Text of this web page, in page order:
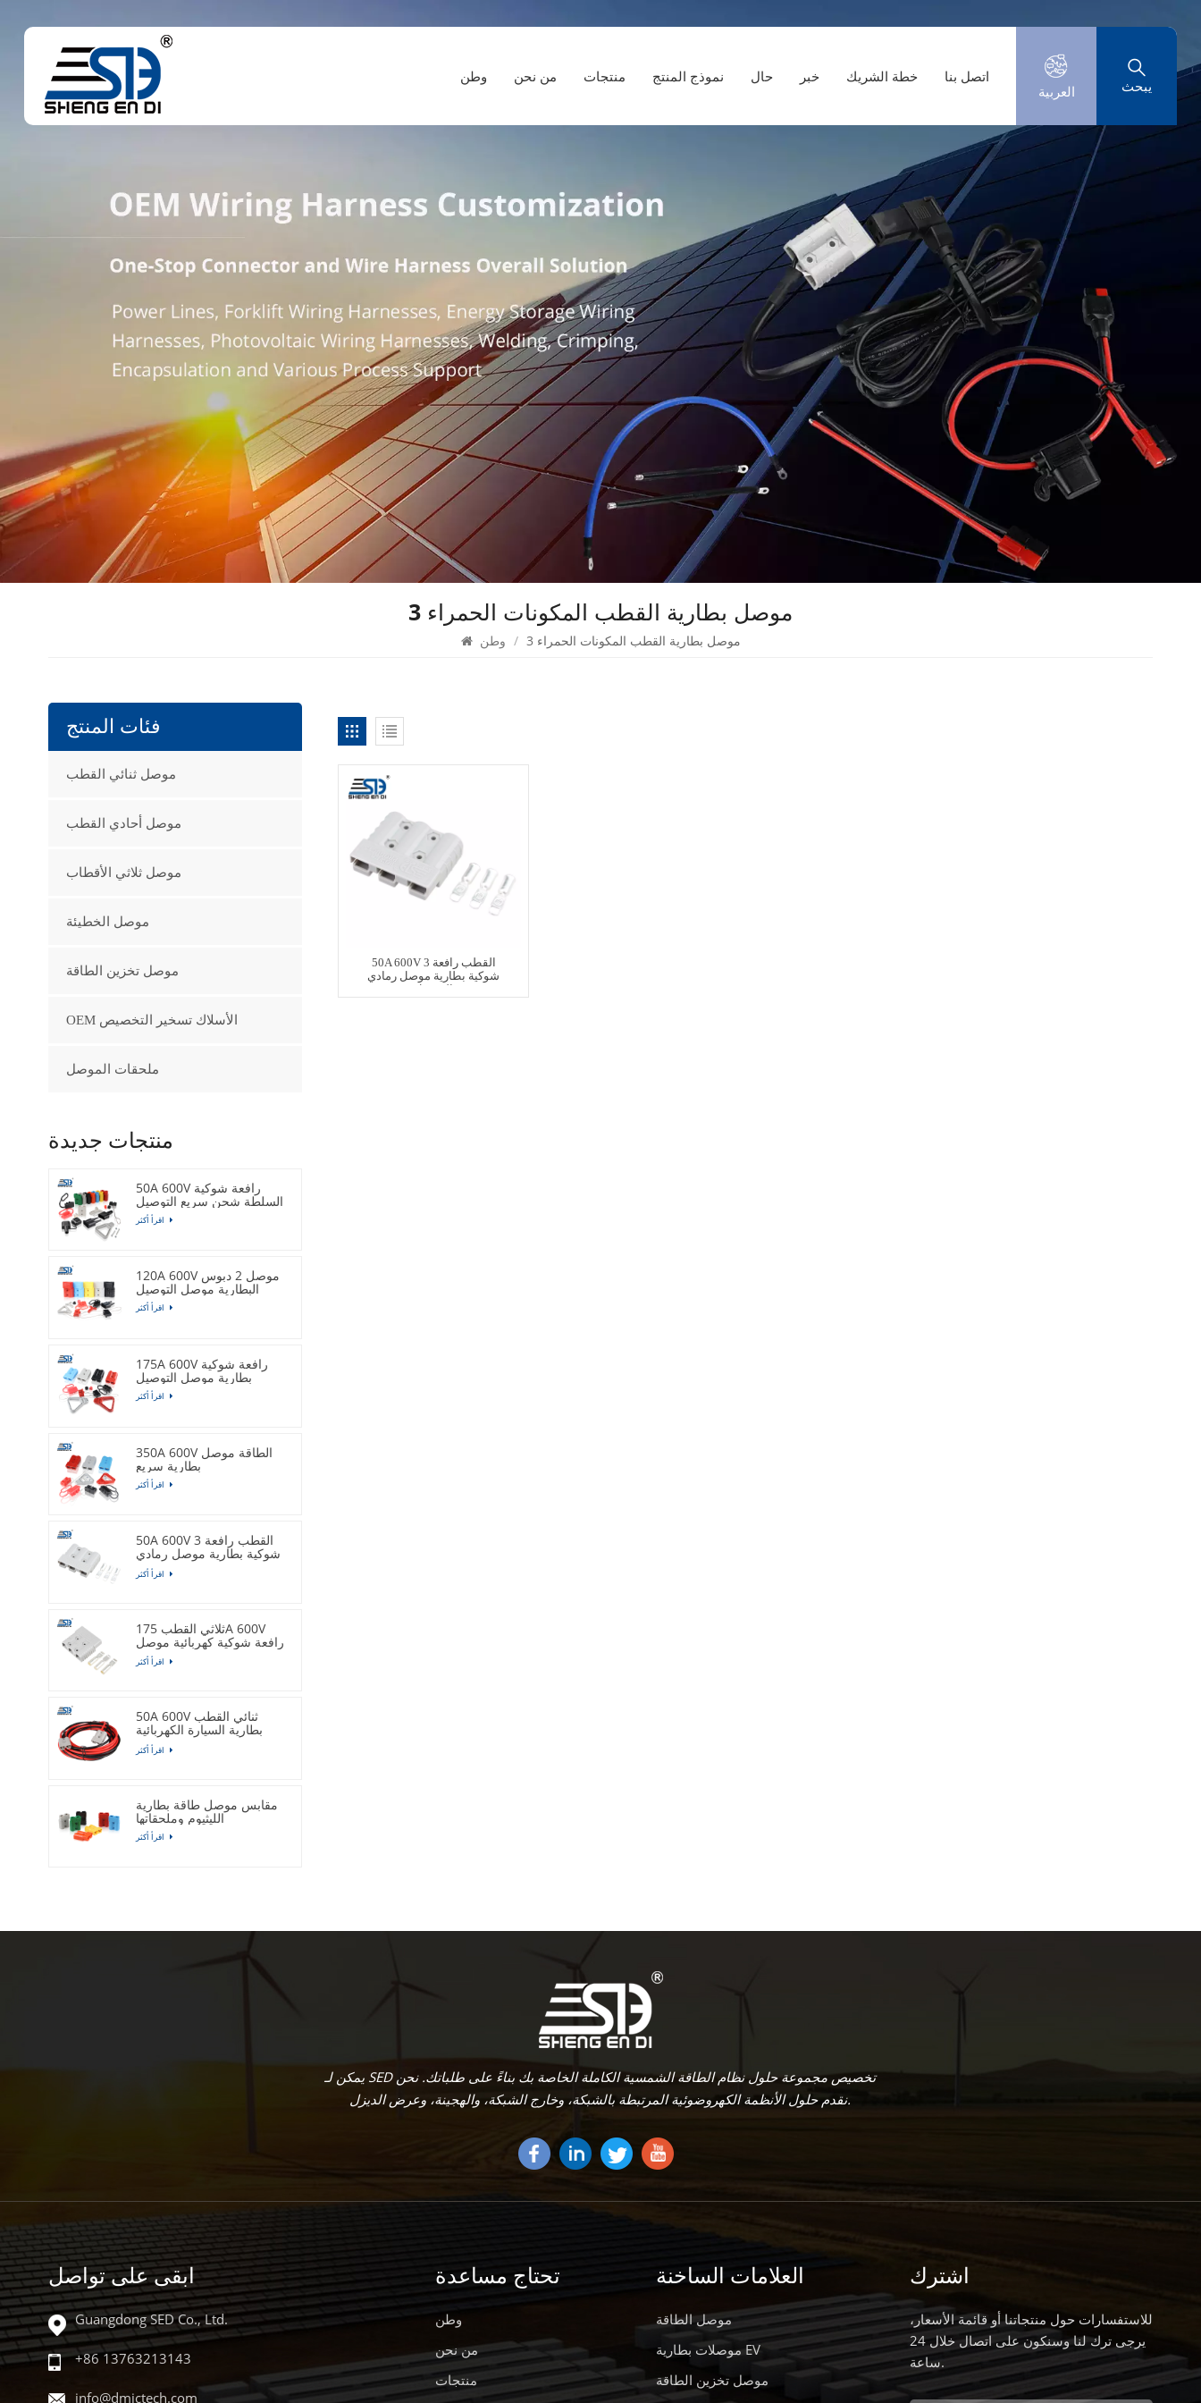
وطن من نحن منتجات نموذج المنتج حال خبر خطة الشريك
اتصل بنا
العربية
يبحث
3 موصل بطارية القطب المكونات الحمراء
وطن / 3 موصل بطارية القطب المكونات الحمراء
50A 600V 3 القطب رافعة
شوكية بطارية موصل رمادي
فئات المنتج
موصل ثنائي القطب
موصل أحادي القطب
موصل ثلاثي الأقطاب
موصل الخطيئة
موصل تخزين الطاقة
OEM الأسلاك تسخير التخصيص
ملحقات الموصل
منتجات جديدة
50A 600V رافعة شوكية
السلطة شحن سريع التوصيل
120A 600V موصل 2 دبوس
البطارية موصل التوصيل
175A 600V رافعة شوكية
بطارية موصل التوصيل
350A 600V الطاقة موصل
بطارية سريع
50A 600V 3 القطب رافعة
شوكية بطارية موصل رمادي
التوصيل
ثلاثي القطب 175A 600V
رافعة شوكية كهربائية موصل
الطاقة الحالية العالية
50A 600V ثنائي القطب
بطارية السيارة الكهربائية
موصل المكونات تسخير
التخصيص
مقابس موصل طاقة بطارية
الليثيوم وملحقاتها
يمكن لـ SED تخصيص مجموعة حلول نظام الطاقة الشمسية الكاملة الخاصة بك بناءً على طلباتك. نحن
نقدم حلول الأنظمة الكهروضوئية المرتبطة بالشبكة، وخارج الشبكة، والهجينة، وعرض الديزل.
ابقى على تواصل
Guangdong SED Co., Ltd.
+86 13763213143
info@dmictech.com
تحتاج مساعدة
وطن
من نحن
منتجات
العلامات الساخنة
موصل الطاقة
موصلات بطارية EV
موصل تخزين الطاقة
اشترك
للاستفسارات حول منتجاتنا أو قائمة الأسعار،
يرجى ترك لنا وسنكون على اتصال خلال 24
ساعة.